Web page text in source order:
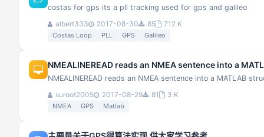
costas for gps its a pll tracking used for gps and galileo
albert333
2017-08-30 85 712 K
Costas Loop PLL GPS Galileo
NMEALINEREAD reads an NMEA sentence into a
NMEALINEREAD reads an NMEA sentence into a MATLAB
suroot2005
2017-08-29 81 3 K
NMEA GPS Matlab